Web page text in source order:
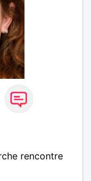
rencontre